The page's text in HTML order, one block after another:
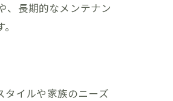
、長期的なメンテナン
イルや家族のニーズ